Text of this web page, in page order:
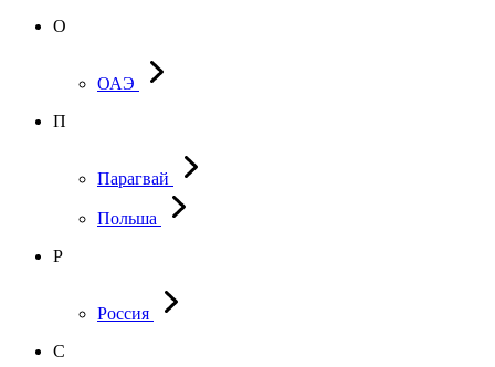
О
ОАЭ
П
Парагвай
Польша
Р
Россия
С